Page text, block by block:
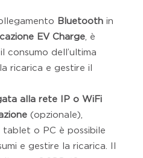
Bluetoothin
EV Charge, è
consumo dell’ultima
ricarica e gestire il
alla rete IP o WiFi
(opzionale),
o PC è possibile
e gestire la ricarica. Il